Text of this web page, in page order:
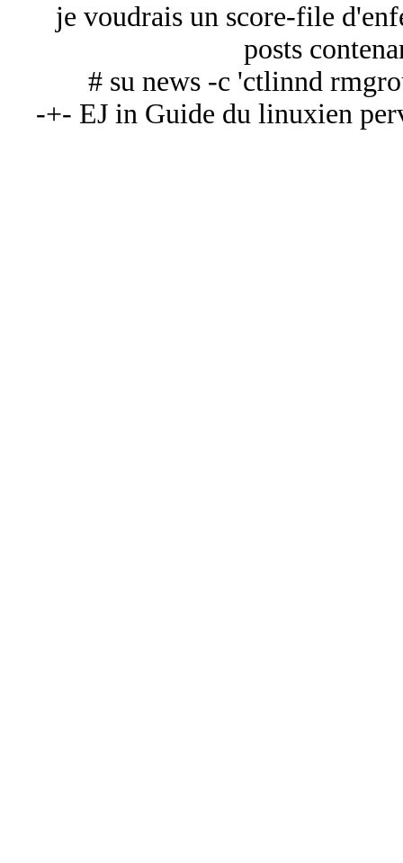
je voudrais un score-file
posts
# su news -c 'ctlinnd
-+- EJ in Guide du linuxien